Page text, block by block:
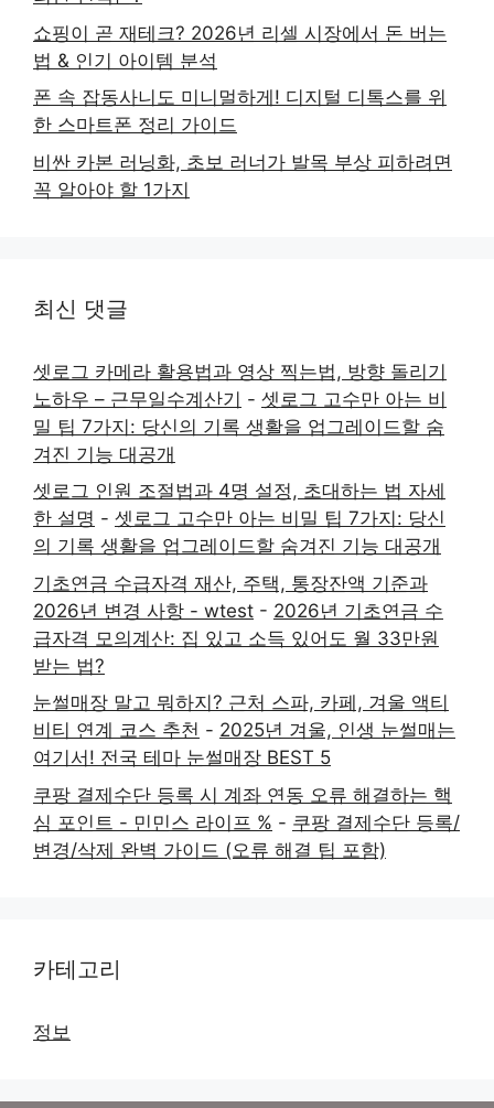
쇼핑이 곧 재테크? 2026년 리셀 시장에서 돈 버는
법 & 인기 아이템 분석
폰 속 잡동사니도 미니멀하게! 디지털 디톡스를 위
한 스마트폰 정리 가이드
비싼 카본 러닝화, 초보 러너가 발목 부상 피하려면
꼭 알아야 할 1가지
최신 댓글
셋로그 카메라 활용법과 영상 찍는법, 방향 돌리기
노하우 – 근무일수계산기 - 셋로그 고수만 아는 비
밀 팁 7가지: 당신의 기록 생활을 업그레이드할 숨
겨진 기능 대공개
셋로그 인원 조절법과 4명 설정, 초대하는 법 자세
한 설명 - 셋로그 고수만 아는 비밀 팁 7가지: 당신
의 기록 생활을 업그레이드할 숨겨진 기능 대공개
기초연금 수급자격 재산, 주택, 통장잔액 기준과
2026년 변경 사항 - wtest - 2026년 기초연금 수
급자격 모의계산: 집 있고 소득 있어도 월 33만원
받는 법?
눈썰매장 말고 뭐하지? 근처 스파, 카페, 겨울 액티
비티 연계 코스 추천 - 2025년 겨울, 인생 눈썰매는
여기서! 전국 테마 눈썰매장 BEST 5
쿠팡 결제수단 등록 시 계좌 연동 오류 해결하는 핵
심 포인트 - 민민스 라이프 % - 쿠팡 결제수단 등록/
변경/삭제 완벽 가이드 (오류 해결 팁 포함)
카테고리
정보